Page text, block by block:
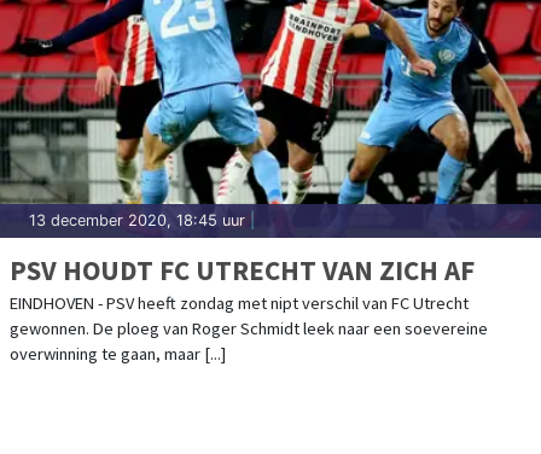
13 december 2020, 18:45 uur
PSV HOUDT FC UTRECHT VAN ZICH AF
EINDHOVEN - PSV heeft zondag met nipt verschil van FC Utrecht
gewonnen. De ploeg van Roger Schmidt leek naar een soevereine
overwinning te gaan, maar [...]